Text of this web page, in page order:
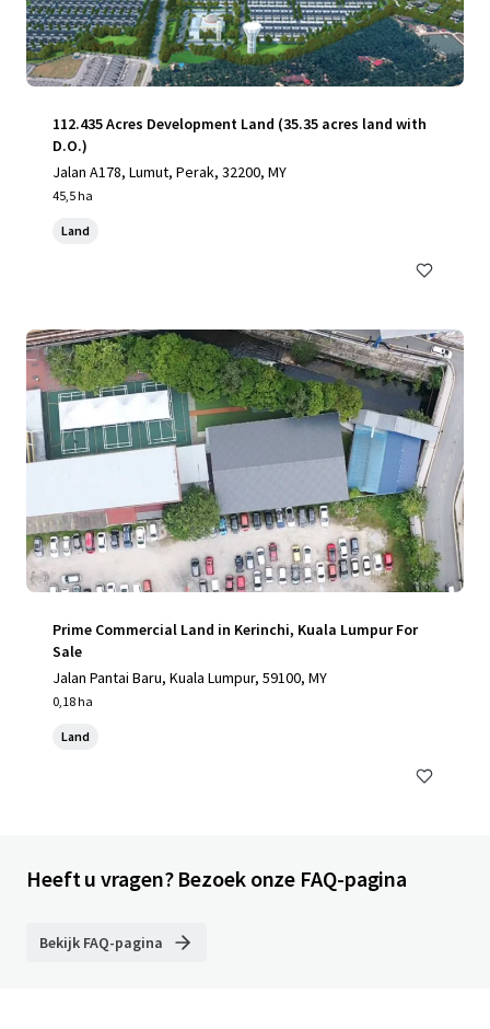
112.435 Acres Development Land (35.35 acres land with
D.O.)
Jalan A178, Lumut, Perak, 32200, MY
45,5 ha
Land
Prime Commercial Land in Kerinchi, Kuala Lumpur For
Sale
Jalan Pantai Baru, Kuala Lumpur, 59100, MY
0,18 ha
Land
Heeft u vragen? Bezoek onze FAQ-pagina
Bekijk FAQ-pagina